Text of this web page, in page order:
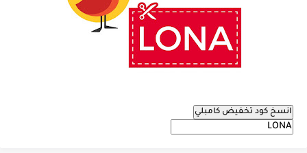
انسخ كود تخفيض كامبلي